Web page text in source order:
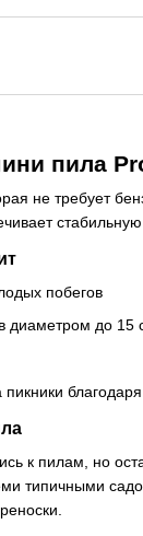
пила
не требует
побегов
диаметром до 15
к пилам, но
типичными